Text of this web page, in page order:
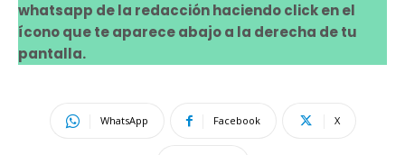
whatsapp de la redacción haciendo click en el
ícono que te aparece abajo a la derecha de tu
pantalla.
WhatsApp Facebook X